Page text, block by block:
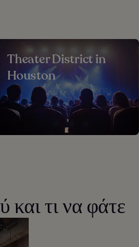
Theater District in
Houston
τι να φάτε